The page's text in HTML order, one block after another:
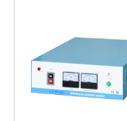
15kHz-4000W 数